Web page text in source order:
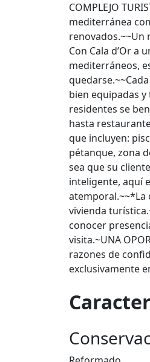
COMPLEJO
mediterránea
renovados.~~Un
Con Cala d’Or a
mediterráneos,
bien equipadas
residentes se
hasta
que incluyen:
pétanque, zona
sea que su
inteligente, aquí
atemporal.~~*La
vivienda
conocer
visita.~UNA
razones de
exclusivamente